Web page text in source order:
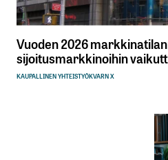
Vuoden 2026
sijoitusmarkkinoihin
KAUPALLINEN YHTEISTYÖKVARN X